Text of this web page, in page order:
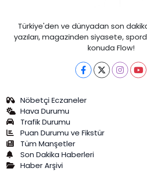
Türkiye'den ve dünyadan son
yazıları, magazinden siyasete,
konuda Flow!
Nöbetçi Eczaneler
Hava Durumu
Trafik Durumu
Puan Durumu ve Fikstür
Tüm Manşetler
Son Dakika Haberleri
Haber Arşivi